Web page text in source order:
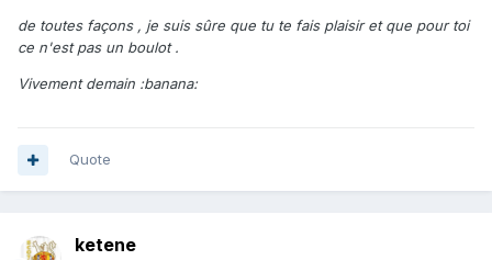
de toutes façons , je suis sûre que tu te fais plaisir et que pour toi
ce n'est pas un boulot .
Vivement demain :banana:
Quote
ketene